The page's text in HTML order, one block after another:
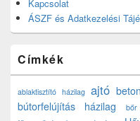
Kapcsolat
ÁSZF és Adatkezelési
Címkék
ablaktisztító házilag ajtó
bútorfelújítás házilag